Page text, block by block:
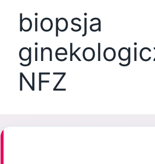
biopsja
NFZ